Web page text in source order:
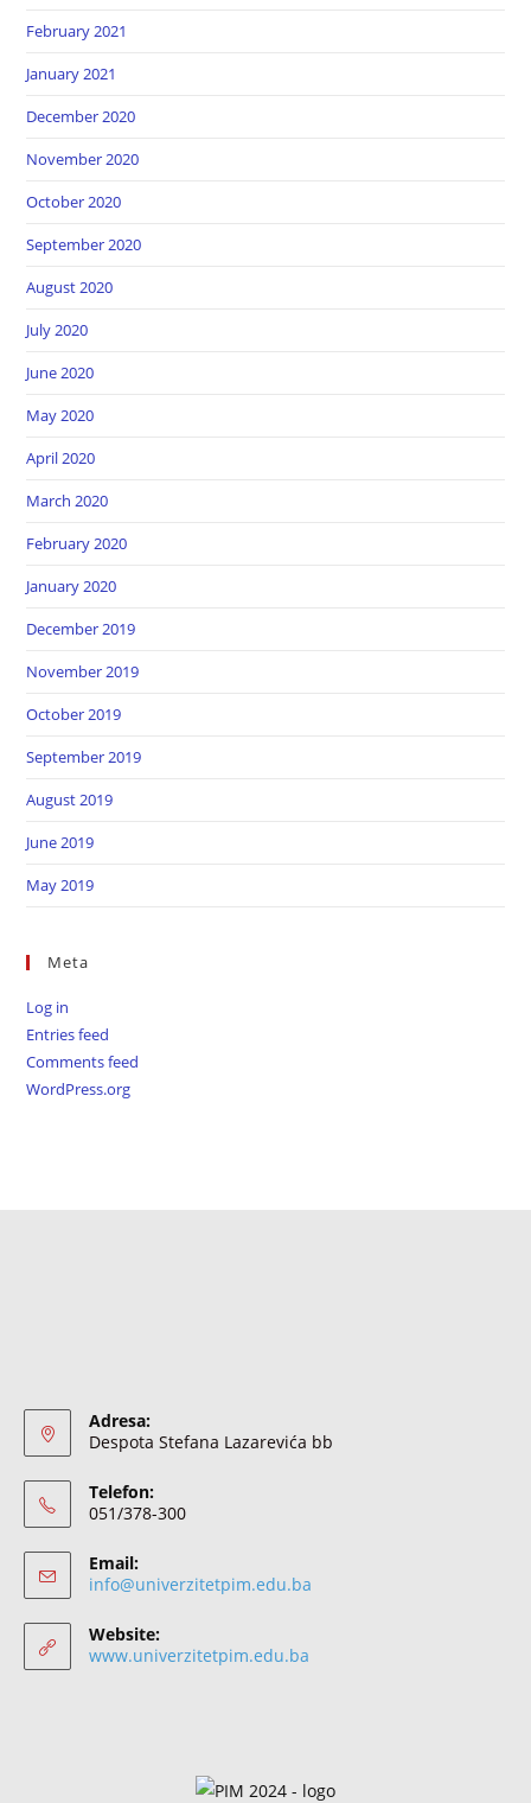
February 2021
January 2021
December 2020
November 2020
October 2020
September 2020
August 2020
July 2020
June 2020
May 2020
April 2020
March 2020
February 2020
January 2020
December 2019
November 2019
October 2019
September 2019
August 2019
June 2019
May 2019
Meta
Log in
Entries feed
Comments feed
WordPress.org
Adresa:
Despota Stefana Lazarevića bb
Telefon:
051/378-300
Email:
info@univerzitetpim.edu.ba
Website:
www.univerzitetpim.edu.ba